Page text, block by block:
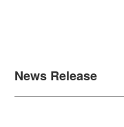
News Release